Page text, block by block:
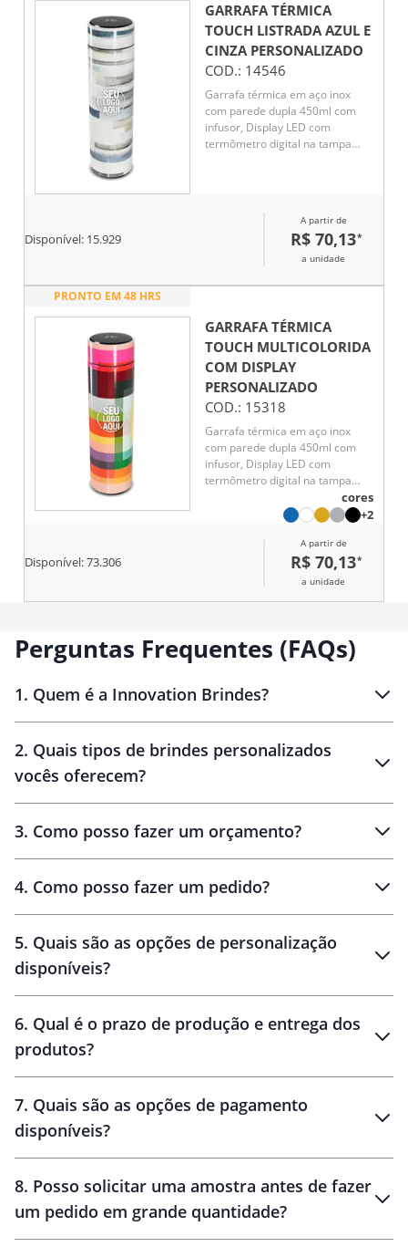
GARRAFA TÉRMICA
TOUCH LISTRADA AZUL E
CINZAPERSONALIZADO
COD.: 14546
Garrafa térmica em aço inox
com parede dupla 450ml com
infusor, Display LED com
termômetro digital na tampa
Disponível: 15.929
A partir de
R$ 70,13*
a unidade
PRONTO EM 48 HRS
GARRAFA TÉRMICA
TOUCH MULTICOLORIDA
COM DISPLAY
PERSONALIZADO
COD.: 15318
Garrafa térmica em aço inox
com parede dupla 450ml com
infusor, Display LED com
termômetro digital na tampa
para indicar a temperatura do
líquido, Conserva líquido quente
cores
+2
Disponível:73.306
A partir de
R$ 70,13*
a unidade
Perguntas Frequentes (FAQs)
1. Quem é a Innovation Brindes?
Brindes personalizados
2. Quais tipos de brindes personalizados
vocês oferecem?
personalizados
3. Como posso fazer um orçamento?
brinde
personalização
4. Como posso fazer um pedido?
amostra virtual
5. Quais são as opções de personalização
disponíveis?
6. Qual é o prazo de produção e entrega dos
produtos?
10 dias
brinde
48 horas
7. Quais são as opções de pagamento
disponíveis?
8. Posso solicitar uma amostra antes de fazer
um pedido em grande quantidade?